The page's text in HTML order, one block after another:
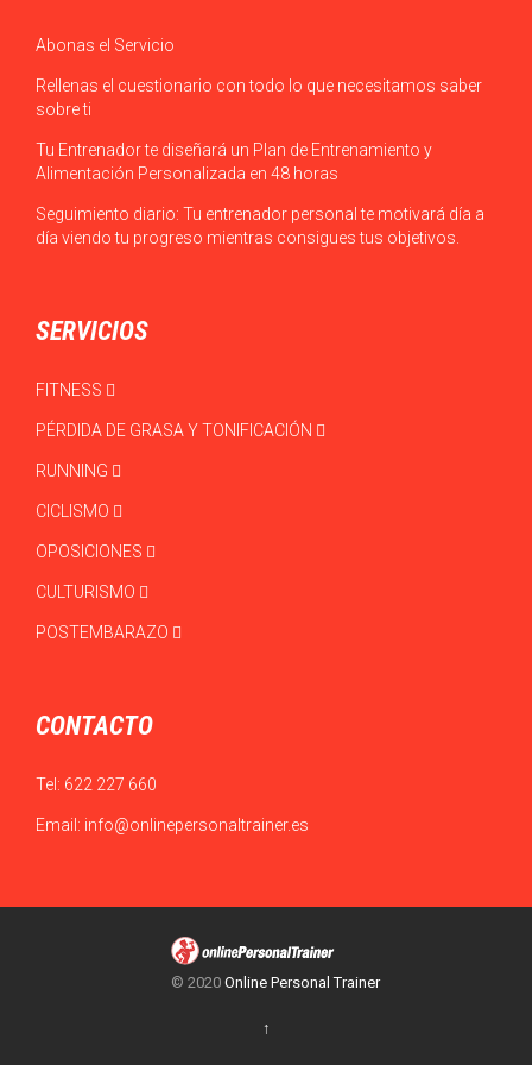
Abonas el Servicio
Rellenas el cuestionario con todo lo que necesitamos saber
sobre ti
Tu Entrenador te diseñará un Plan de Entrenamiento y
Alimentación Personalizada en 48 horas
Seguimiento diario: Tu entrenador personal te motivará día a
día viendo tu progreso mientras consigues tus objetivos.
SERVICIOS
FITNESS
PÉRDIDA DE GRASA Y TONIFICACIÓN
RUNNING
CICLISMO
OPOSICIONES
CULTURISMO
POSTEMBARAZO
CONTACTO
Tel: 622 227 660
Email: info@onlinepersonaltrainer.es
© 2020 Online Personal Trainer
↑